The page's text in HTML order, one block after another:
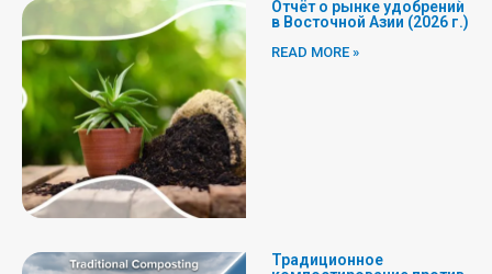
Отчёт о рынке удобрений
в Восточной Азии (2026 г.)
READ MORE »
Традиционное